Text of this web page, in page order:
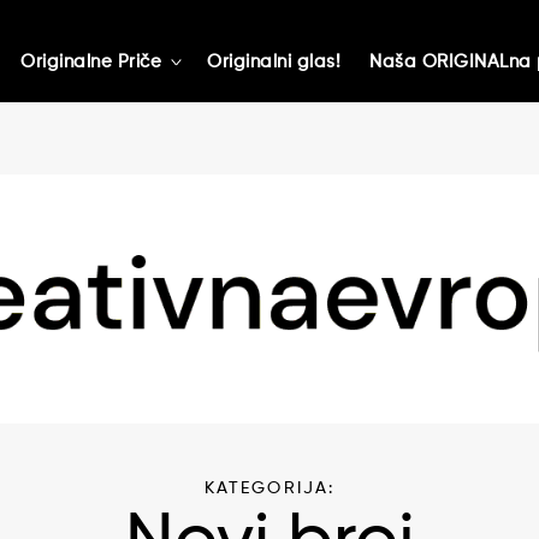
Originalne Priče toggle
Originalni glas! Naša
KATEGORIJA: